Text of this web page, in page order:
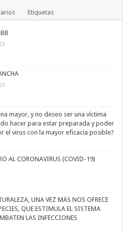
Etiquetas
mayor, y no deseo ser una víctima
hacer para estar preparada y poder
el virus con la mayor eficacia posible?
AL CORONAVIRUS (COVID-19)
UNA VEZ MÁS NOS OFRECE
QUE ESTIMULA EL SISTEMA
LAS INFECCIONES